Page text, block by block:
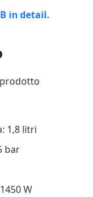
1,8 litri
bar
W